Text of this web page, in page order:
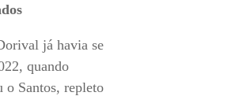
já havia se
quando
o Santos, repleto